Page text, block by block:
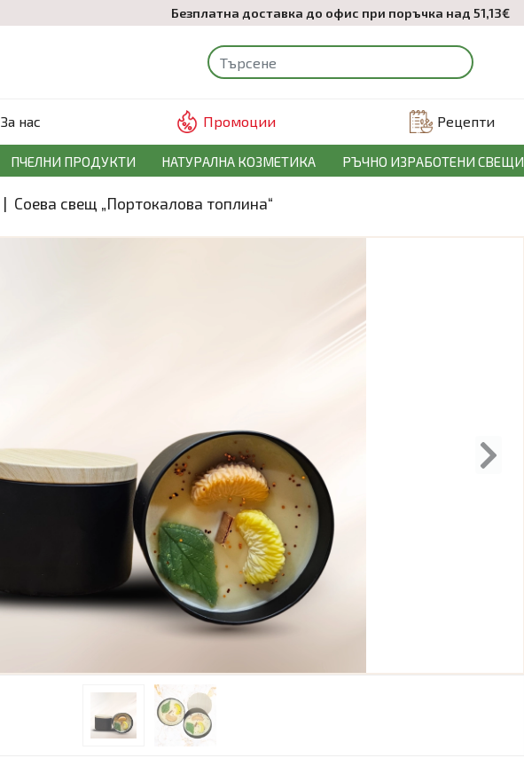
Безплатна доставка до офис при поръчка над 51,13€
За нас Промоции Рецепти
ПЧЕЛНИ ПРОДУКТИ НАТУРАЛНА КОЗМЕТИКА РЪЧНО ИЗРАБОТЕНИ СВЕЩИ
| Соeва свещ „Портокалова топлина“